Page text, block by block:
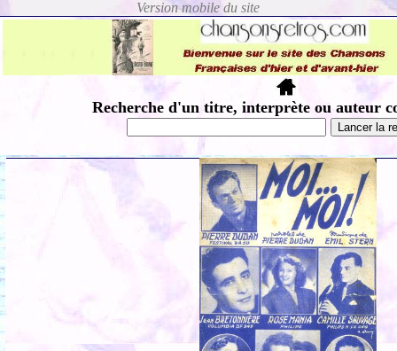
Recherche d'un titre, interprète ou auteur